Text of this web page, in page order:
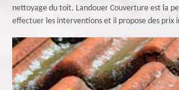
nettoyage du toit. Landouer Couverture est la
effectuer les interventions et il propose des prix